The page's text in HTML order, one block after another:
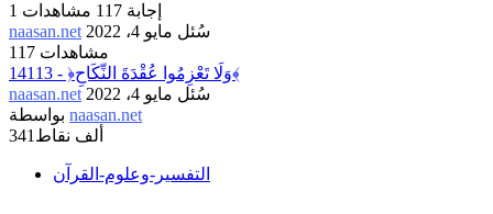
1 إجابة 117 مشاهدات
naasan.net
سُئل مايو 4، 2022
117 مشاهدات
14113 - ﴿وَلَا تَعْزِمُوا عُقْدَةَ النِّكَاحِ﴾
naasan.net
سُئل مايو 4، 2022
naasan.net
341ألف نقاط
التفسير-وعلوم-القرآن